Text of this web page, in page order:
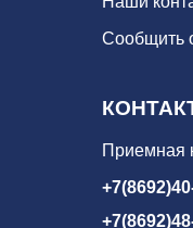
Сообщить
Приемная